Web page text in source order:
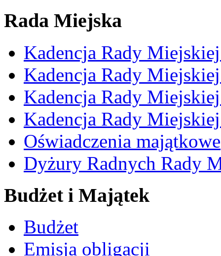
Rada Miejska
Kadencja Rady
Kadencja Rady
Kadencja Rady
Kadencja Rady
Oświadczenia majątkowe
Dyżury Radnych Rady
Budżet i Majątek
Budżet
Emisja obligacji